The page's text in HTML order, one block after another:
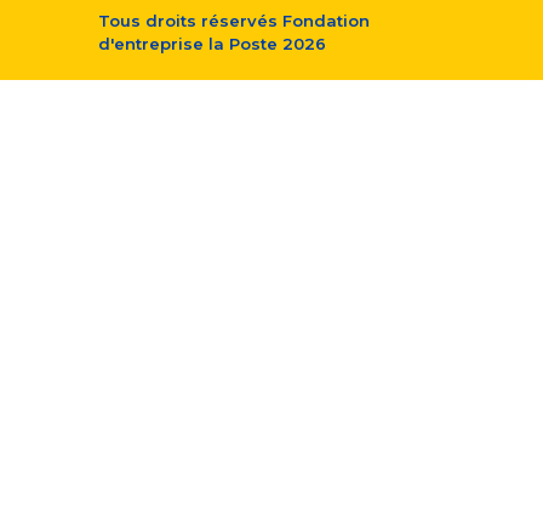
Tous droits réservés Fondation
d'entreprise la Poste 2026